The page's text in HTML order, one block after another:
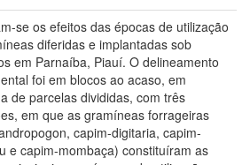
se os efeitos das épocas de utilização
diferidas e implantadas sob
em Parnaíba, Piauí. O delineamento
foi em blocos ao acaso, em
de parcelas divididas, com três
em que as gramíneas forrageiras
capim-digitaria, capim-
e capim-mombaça) constituíram as